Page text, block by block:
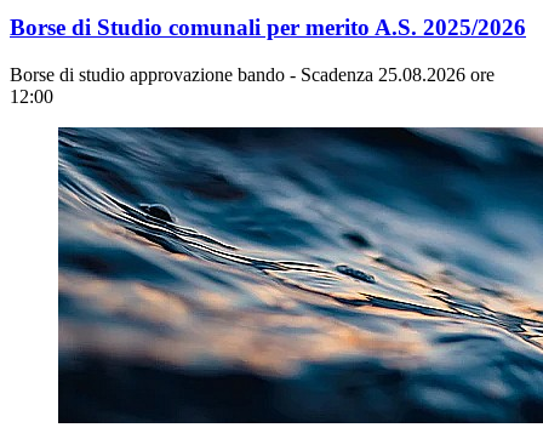
Borse di Studio comunali per merito A.S. 2025/2026
Borse di studio approvazione bando - Scadenza 25.08.2026 ore
12:00